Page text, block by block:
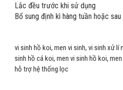
Lắc đều trước khi sử dụng
Bổ sung định kì hàng tuần hoặc
vi sinh hồ koi, men vi sinh, vi sinh xử
sinh hồ cá koi, men vi sinh hồ koi,
hỗ trợ hệ thống lọc